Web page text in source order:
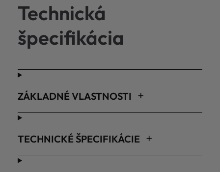
Technická
špecifikácia
ZÁKLADNÉ VLASTNOSTI
TECHNICKÉ ŠPECIFIKÁCIE